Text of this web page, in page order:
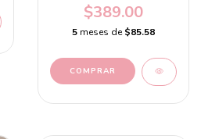
$389.00
5 meses de$85.58